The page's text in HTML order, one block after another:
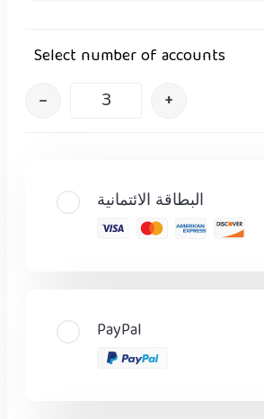
Select number of accounts
– +
البطاقة الائتمانية
PayPal